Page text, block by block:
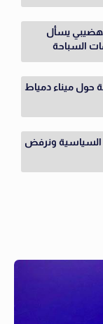
يسأل
السباحة
حول ميناء دمياط
السياسية ونرفض